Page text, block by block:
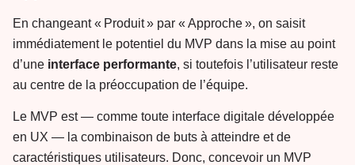
En changeant « Produit » par « Approche », on saisit
immédiatement le potentiel du MVP dans la mise au point
d’une interface performante, si toutefois l’utilisateur reste
au centre de la préoccupation de l’équipe.
Le MVP est — comme toute interface digitale développée
en UX — la combinaison de buts à atteindre et de
caractéristiques utilisateurs. Donc, concevoir un MVP